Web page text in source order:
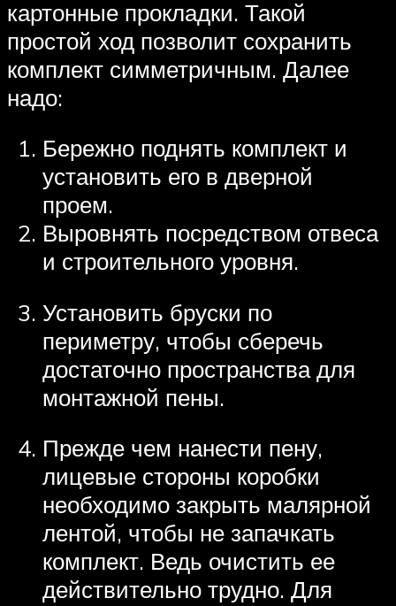
картонные прокладки. Такой
простой ход позволит сохранить
комплект симметричным. Далее
надо:
Бережно поднять комплект и
установить его в дверной
проем.
Выровнять посредством отвеса
и строительного уровня.
Установить бруски по
периметру, чтобы сберечь
достаточно пространства для
монтажной пены.
Прежде чем нанести пену,
лицевые стороны коробки
необходимо закрыть малярной
лентой, чтобы не запачкать
комплект. Ведь очистить ее
действительно трудно. Для